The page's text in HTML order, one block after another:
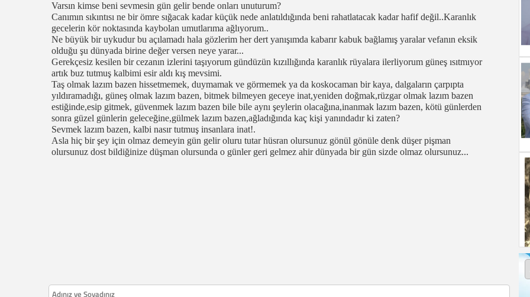
Varsın kimse beni sevmesin gün gelir bende onları unuturum?
Canımın sıkıntısı ne bir ömre sığacak kadar küçük nede anlatıldığında beni rahatlatacak kadar hafif değil..Karanlık
gecelerin kör noktasında kaybolan umutlarıma ağlıyorum..
Ne büyük bir uykudur bu açılamadı hala gözlerim her dert yanışımda kabarır kabuk bağlamış yaralar vefanın eksik
olduğu şu dünyada birine değer versen neye yarar...
Gerekçesiz kesilen bir cezanın izlerini taşıyorum gündüzün kızıllığında karanlık rüyalara ilerliyorum güneş ısıtmıyor
artık buz tutmuş kalbimi esir aldı kış mevsimi.
Taş olmak lazım bazen hissetmemek, duymamak ve görmemek ya da koskocaman bir kaya, dalgaların çarpıpta
yıldıramadığı, güneş olmak lazım bazen, bitmek bilmeyen geceye inat,yeniden doğmak,rüzgar olmak lazım bazen
estiğinde,esip gitmek, güvenmek lazım bazen bile bile aynı şeylerin olacağına,inanmak lazım bazen, kötü günlerden
sonra güzel günlerin geleceğine,gülmek lazım bazen,ağladığında kaç kişi yanındadır ki zaten?
Sevmek lazım bazen, kalbi nasır tutmuş insanlara inat!.
Asla hiç bir şey için olmaz demeyin gün gelir oluru tutar hüsran olursunuz gönül gönüle denk düşer pişman
olursunuz dost bildiğinize düşman olursunda o günler geri gelmez ahir dünyada bir gün sizde olmaz olursunuz...